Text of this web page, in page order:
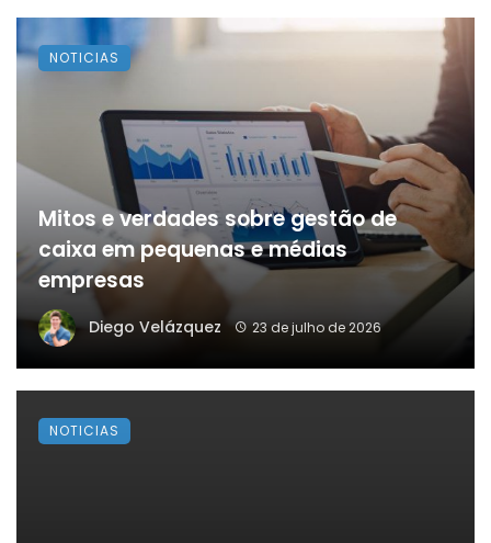
Mitos e verdades sobre gestão de
caixa em pequenas e médias
empresas
Diego Velázquez 23 de julho de 2026
NOTICIAS
NOTICIAS